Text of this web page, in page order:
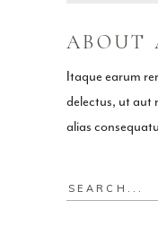
ABOUT
Itaque earum
delectus, ut aut
alias
Search